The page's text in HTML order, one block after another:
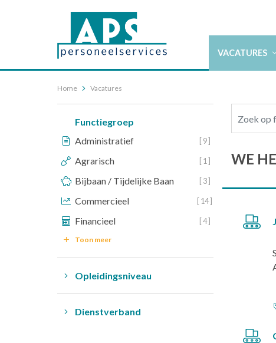
VACATURES
Home Vacatures
Functiegroep
Administratief
[ 9 ]
Agrarisch [ 1 ]
Bijbaan / Tijdelijke Baan [ 3 ]
Commercieel [ 14 ]
Financieel [ 4 ]
Toon meer
Opleidingsniveau
Dienstverband
WE